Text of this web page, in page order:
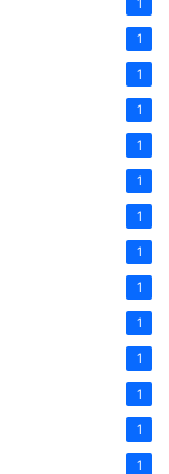
1
1
1
1
1
1
1
1
1
1
1
1
1
1